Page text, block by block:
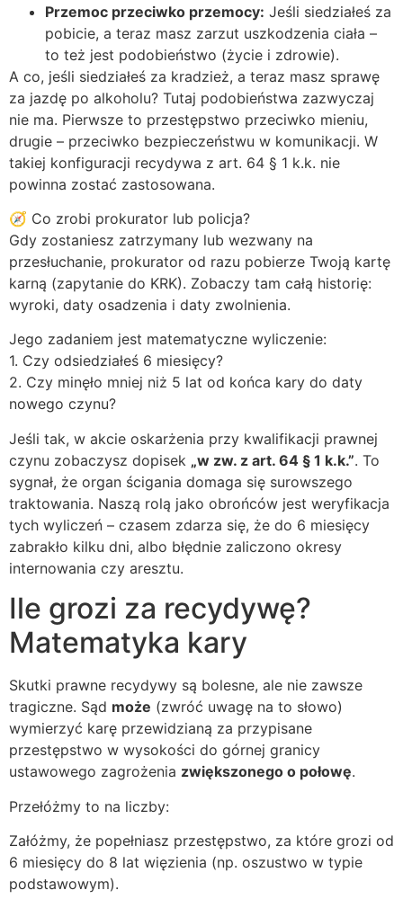
Przemoc przeciwko przemocy: Jeśli siedziałeś za
pobicie, a teraz masz zarzut uszkodzenia ciała –
to też jest podobieństwo (życie i zdrowie).
A co, jeśli siedziałeś za kradzież, a teraz masz sprawę
za jazdę po alkoholu? Tutaj podobieństwa zazwyczaj
nie ma. Pierwsze to przestępstwo przeciwko mieniu,
drugie – przeciwko bezpieczeństwu w komunikacji. W
takiej konfiguracji recydywa z art. 64 § 1 k.k. nie
powinna zostać zastosowana.
🧭 Co zrobi prokurator lub policja?
Gdy zostaniesz zatrzymany lub wezwany na
przesłuchanie, prokurator od razu pobierze Twoją kartę
karną (zapytanie do KRK). Zobaczy tam całą historię:
wyroki, daty osadzenia i daty zwolnienia.
Jego zadaniem jest matematyczne wyliczenie:
1. Czy odsiedziałeś 6 miesięcy?
2. Czy minęło mniej niż 5 lat od końca kary do daty
nowego czynu?
Jeśli tak, w akcie oskarżenia przy kwalifikacji prawnej
czynu zobaczysz dopisek „w zw. z art. 64 § 1 k.k.”. To
sygnał, że organ ścigania domaga się surowszego
traktowania. Naszą rolą jako obrońców jest weryfikacja
tych wyliczeń – czasem zdarza się, że do 6 miesięcy
zabrakło kilku dni, albo błędnie zaliczono okresy
internowania czy aresztu.
Ile grozi za recydywę?
Matematyka kary
Skutki prawne recydywy są bolesne, ale nie zawsze
tragiczne. Sąd może (zwróć uwagę na to słowo)
wymierzyć karę przewidzianą za przypisane
przestępstwo w wysokości do górnej granicy
ustawowego zagrożenia zwiększonego o połowę.
Przełóżmy to na liczby:
Załóżmy, że popełniasz przestępstwo, za które grozi od
6 miesięcy do 8 lat więzienia (np. oszustwo w typie
podstawowym).